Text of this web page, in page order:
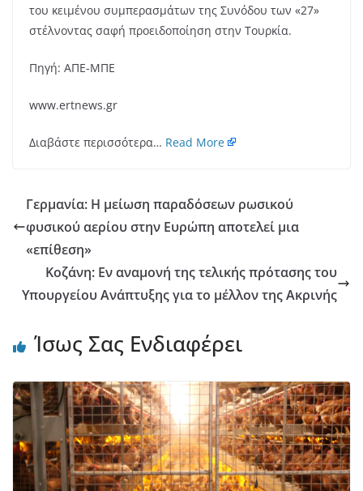
του κειμένου συμπερασμάτων της Συνόδου των «27»
στέλνοντας σαφή προειδοποίηση στην Τουρκία.
Πηγή: ΑΠΕ-ΜΠΕ
www.ertnews.gr
Διαβάστε περισσότερα… Read More
Γερμανία: Η μείωση παραδόσεων ρωσικού
φυσικού αερίου στην Ευρώπη αποτελεί μια
«επίθεση»
Κοζάνη: Εν αναμονή της τελικής πρότασης του
Υπουργείου Ανάπτυξης για το μέλλον της Ακρινής
Ίσως Σας Ενδιαφέρει